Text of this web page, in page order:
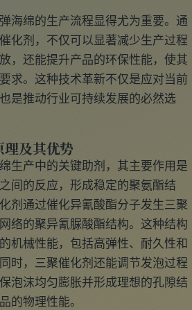
海绵的生产流程显得尤为重要。通
化剂，不仅可以显著减少生产过程
，还能提升产品的环保性能，使其
求。这种技术革新不仅是应对当前
是推动行业可持续发展的必然选
理及其优势
生产中的关键助剂，其主要作用是
间的反应，形成稳定的聚氨酯结
剂通过催化异氰酸酯分子发生三聚
络的聚异氰脲酸酯结构。这种结构
机械性能，包括高弹性、耐久性和
时，三聚催化剂还能调节发泡过程
泡沫均匀膨胀并形成理想的孔隙结
的物理性能。